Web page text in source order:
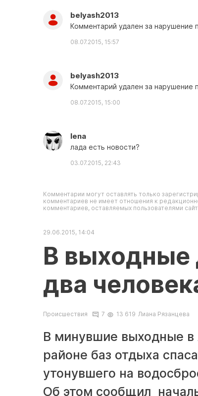
belyash2013
Комментарий удален за нарушение
08.07.2015, 15:57
belyash2013
Комментарий удален за нарушение
08.07.2015, 15:00
lena
лада есть новости?
03.07.2015, 22:43
Комментарии могут оставлять только
комментариев не имеет отношения к
комментариев, оставляемых пользователями
29.06.2015, 14:04
В выходные
два
Происшествия 7 13 619 Лиана Рязанцева
В минувшие выходные в
районе баз отдыха
утонувшего на
Об этом сообщил